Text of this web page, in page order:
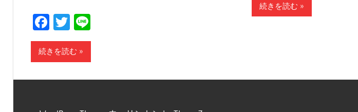
Facebook
Twitter
Line
続きを読む
続きを読む